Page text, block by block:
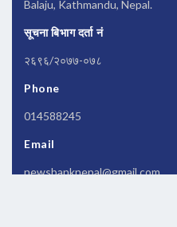
Balaju, Kathmandu, Nepal.
सूचना बिभाग दर्ता नं
२६९६/२०७७-०७८
Phone
014588245
Email
newsbanknepal@gmail.com